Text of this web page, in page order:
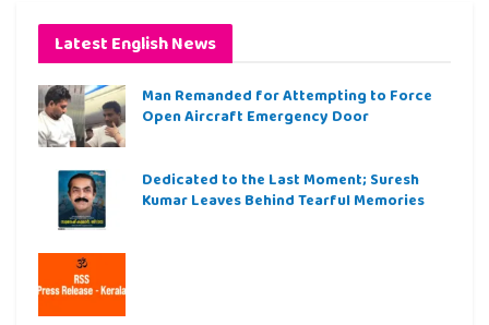
Latest English News
Man Remanded for Attempting to Force
Open Aircraft Emergency Door
Dedicated to the Last Moment; Suresh
Kumar Leaves Behind Tearful Memories